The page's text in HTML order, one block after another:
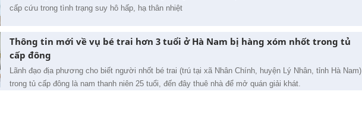
cấp cứu trong tình trạng suy hô hấp, hạ thân nhiệt
Thông tin mới về vụ bé trai hơn 3 tuổi ở Hà Nam bị hàng xóm nhốt trong tủ
cấp đông
Lãnh đạo địa phương cho biết người nhốt bé trai (trú tại xã Nhân Chính, huyện Lý Nhân, tỉnh Hà Nam)
trong tủ cấp đông là nam thanh niên 25 tuổi, đến đây thuê nhà để mở quán giải khát.